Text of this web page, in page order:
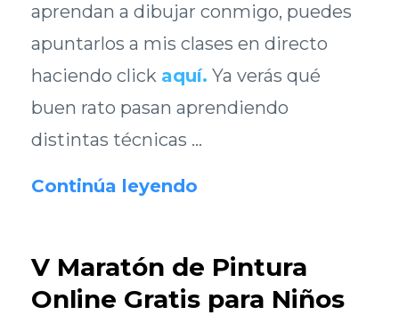
aprendan a dibujar conmigo, puedes
apuntarlos a mis clases en directo
haciendo click aquí. Ya verás qué
buen rato pasan aprendiendo
distintas técnicas ...
Continúa leyendo
V Maratón de Pintura
Online Gratis para Niños